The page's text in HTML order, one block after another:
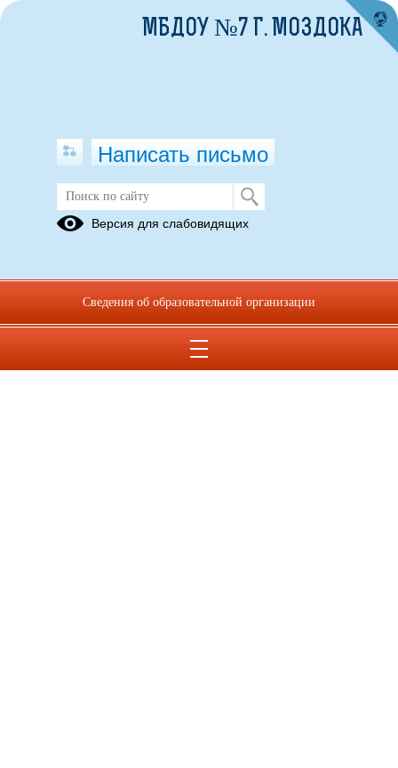
МБДОУ №7 Г. МОЗДОКА
Написать письмо
Версия для слабовидящих
Сведения об образовательной организации